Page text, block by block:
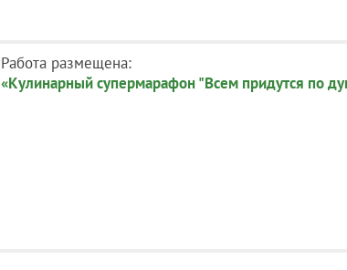
Работа размещена:
«Кулинарный супермарафон "Всем придутся по